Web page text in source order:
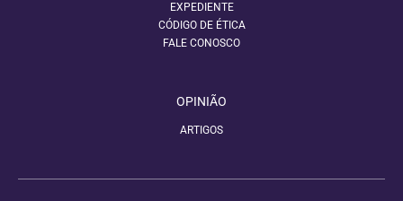
EXPEDIENTE
CÓDIGO DE ÉTICA
FALE CONOSCO
OPINIÃO
ARTIGOS